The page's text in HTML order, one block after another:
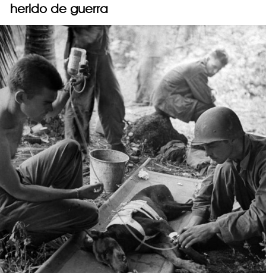
herido de guerra